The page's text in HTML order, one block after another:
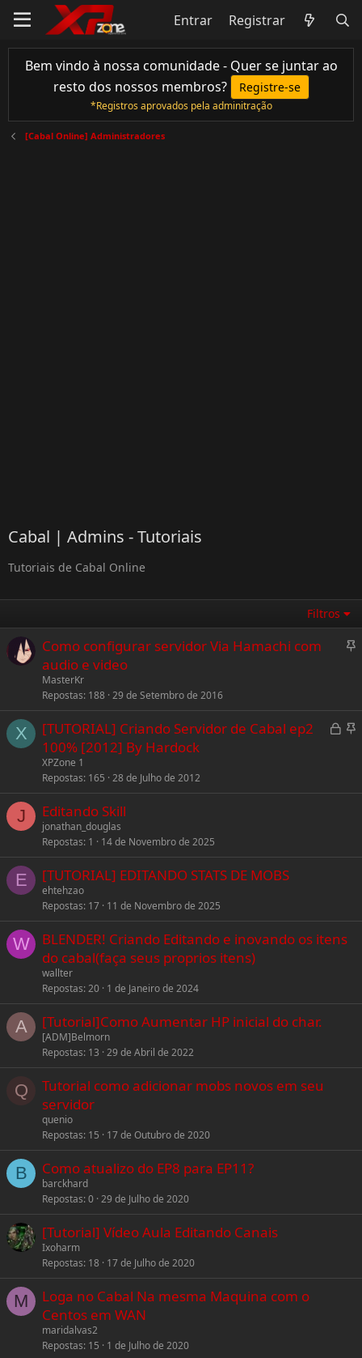
Entrar Registrar
Bem vindo à nossa comunidade - Quer se juntar ao
resto dos nossos membros?
Registre-se
*Registros aprovados pela adminitração
[Cabal Online] Administradores
Cabal | Admins - Tutoriais
Tutoriais de Cabal Online
Filtros
F
Como configurar servidor Via Hamachi com
audio e video
MasterKr
Repostas 188 29 de Setembro de 2016
X
L
e
F
[TUTORIAL] Criando Servidor de Cabal ep2
100% [2012] By Hardock
XPZone 1
Repostas 165 28 de Julho de 2012
J Editando Skill
jonathan_douglas
Repostas 1 14 de Novembro de 2025
E [TUTORIAL] EDITANDO STATS DE MOBS
ehtehzao
Repostas 17 11 de Novembro de 2025
W
BLENDER! Criando Editando e inovando os itens
do cabal(faça seus proprios itens)
wallter
Repostas 20 1 de Janeiro de 2024
A [Tutorial]Como Aumentar HP inicial do char.
[ADM]Belmorn
Repostas 13 29 de Abril de 2022
Q
Tutorial como adicionar mobs novos em seu
servidor
quenio
Repostas 15 17 de Outubro de 2020
B Como atualizo do EP8 para EP11?
barckhard
Repostas 0 29 de Julho de 2020
[Tutorial] Vídeo Aula Editando Canais
Ixoharm
Repostas 18 17 de Julho de 2020
M
Loga no Cabal Na mesma Maquina com o
Centos em WAN
maridalvas2
Repostas 15 1 de Julho de 2020